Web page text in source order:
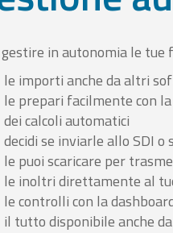
in autonomia le tue
le importi anche da altri
le prepari facilmente con
dei calcoli automatici
decidi se inviarle allo SDI o
le puoi scaricare per
le inoltri direttamente al
le controlli con la
il tutto disponibile anche